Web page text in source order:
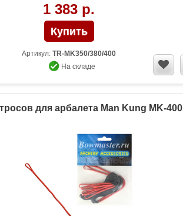
1 383 р.
Артикул: TR-MK350/380/400
На складе
для арбалета Man Kung MK-400